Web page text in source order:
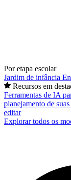
Por etapa escolar
Jardim de infância
Recursos em
Ferramentas de IA
planejamento de suas
editar
Explorar todos os